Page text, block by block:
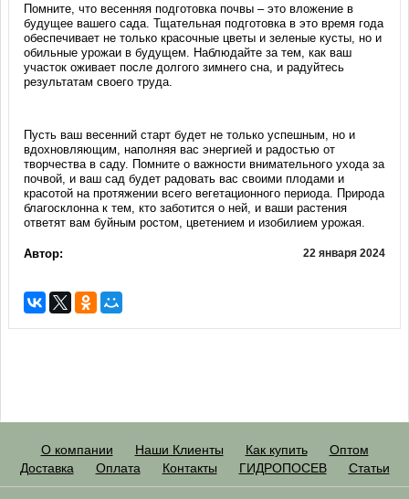
Помните, что весенняя подготовка почвы – это вложение в
будущее вашего сада. Тщательная подготовка в это время года
обеспечивает не только красочные цветы и зеленые кусты, но и
обильные урожаи в будущем. Наблюдайте за тем, как ваш
участок оживает после долгого зимнего сна, и радуйтесь
результатам своего труда.
Пусть ваш весенний старт будет не только успешным, но и
вдохновляющим, наполняя вас энергией и радостью от
творчества в саду. Помните о важности внимательного ухода за
почвой, и ваш сад будет радовать вас своими плодами и
красотой на протяжении всего вегетационного периода. Природа
благосклонна к тем, кто заботится о ней, и ваши растения
ответят вам буйным ростом, цветением и изобилием урожая.
22 января 2024
Автор:
О компании Наши Клиенты Как купить
Оптом
Доставка
Оплата Контакты ГИДРОПОСЕВ Статьи